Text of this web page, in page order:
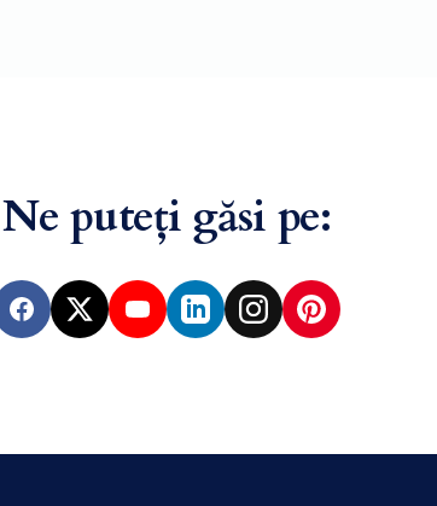
Ne puteți găsi pe:
Facebook
X YouTubeLinkedInInstagramPinterest